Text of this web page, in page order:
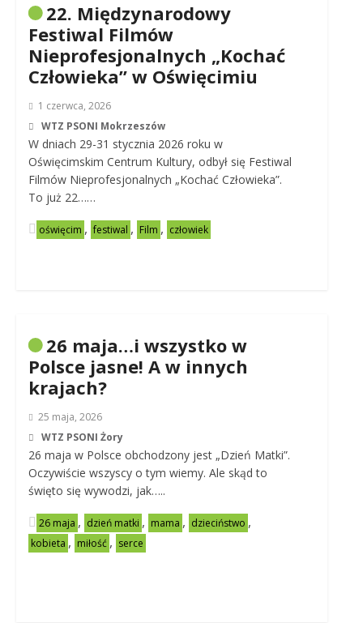
22. Międzynarodowy
Festiwal Filmów
Nieprofesjonalnych „Kochać
Człowieka” w Oświęcimiu
1 czerwca, 2026
WTZ PSONI Mokrzeszów
W dniach 29-31 stycznia 2026 roku w
Oświęcimskim Centrum Kultury, odbył się Festiwal
Filmów Nieprofesjonalnych „Kochać Człowieka”.
To już 22……
oświęcim , festiwal , Film , człowiek
26 maja…i wszystko w
Polsce jasne! A w innych
krajach?
25 maja, 2026
WTZ PSONI Żory
26 maja w Polsce obchodzony jest „Dzień Matki”.
Oczywiście wszyscy o tym wiemy. Ale skąd to
święto się wywodzi, jak…..
26 maja , dzień matki , mama , dzieciństwo ,
kobieta , miłość , serce